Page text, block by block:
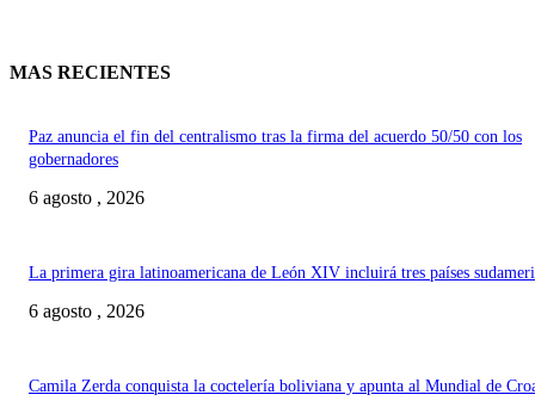
MAS RECIENTES
Paz anuncia el fin del centralismo tras la firma del acuerdo 50/50 con los
gobernadores
6 agosto , 2026
La primera gira latinoamericana de León XIV incluirá tres países
6 agosto , 2026
Camila Zerda conquista la coctelería boliviana y apunta al Mundial de